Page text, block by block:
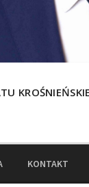
KONTAKT